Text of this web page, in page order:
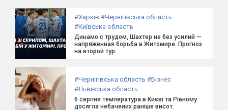
#Харків #Чернігівська область
#Київська область
Динамо с трудом, Шахтер не без усилий —
напряженная борьба в Житомире. Прогноз
на второй тур.
#Чернігівська область #Бізнес
#Львівська область
6 серпня температура в Києві та Рівному
досягла небачених раніше висот.